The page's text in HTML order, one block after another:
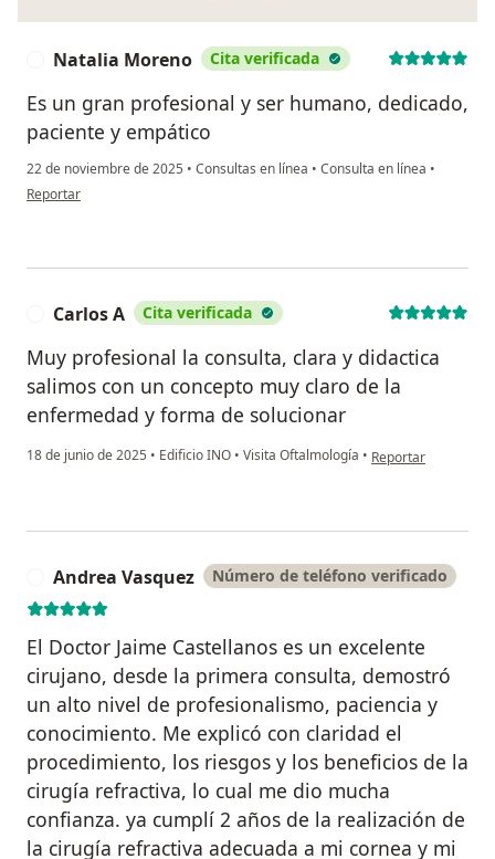
Natalia Moreno Cita verificada
Es un gran profesional y ser humano, dedicado,
paciente y empático
22 de noviembre de 2025 • Consultas en línea • Consulta en línea •
en opinión del usuario Natalia Moreno
Reportar
Carlos A Cita verificada
Muy profesional la consulta, clara y didactica
salimos con un concepto muy claro de la
enfermedad y forma de solucionar
18 de junio de 2025 • Edificio INO • Visita Oftalmología • en opinión del
Reportar
Andrea Vasquez Número de teléfono verificado
El Doctor Jaime Castellanos es un excelente
cirujano, desde la primera consulta, demostró
un alto nivel de profesionalismo, paciencia y
conocimiento. Me explicó con claridad el
procedimiento, los riesgos y los beneficios de la
cirugía refractiva, lo cual me dio mucha
confianza. ya cumplí 2 años de la realización de
la cirugía refractiva adecuada a mi cornea y mi